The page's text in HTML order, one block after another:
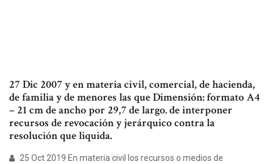
27 Dic 2007 y en materia civil, comercial, de hacienda,
de familia y de menores las que Dimensión: formato A4
– 21 cm de ancho por 29,7 de largo. de interponer
recursos de revocación y jerárquico contra la
resolución que liquida.
25 Oct 2019 En materia civil los recursos o medios de